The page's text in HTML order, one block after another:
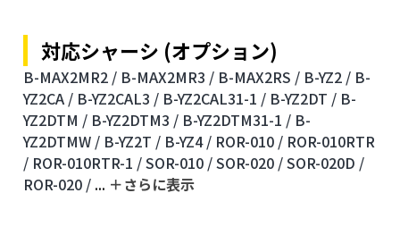
対応シャーシ (オプション)
B-MAX2MR2 / B-MAX2MR3 / B-MAX2RS / B-YZ2 / B-
YZ2CA / B-YZ2CAL3 / B-YZ2CAL31-1 / B-YZ2DT / B-
YZ2DTM / B-YZ2DTM3 / B-YZ2DTM31-1 / B-
YZ2DTMW / B-YZ2T / B-YZ4 / ROR-010 / ROR-010RTR
/ ROR-010RTR-1 /SOR-010 /SOR-020 /SOR-020D /
ROR-020 / ... ＋さらに表⽰